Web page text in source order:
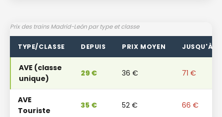
Prix ​​des trains Madrid-León par type et classe
TYPE/CLASSE DEPUIS PRIX ​​MOYEN JUSQU'À
AVE (classe
unique)
29 € 36 € 71 €
AVE
Touriste
35 € 52 € 66 €